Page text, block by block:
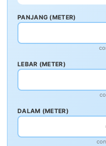
PANJANG (METER)
LEBAR (METER)
DALAM (METER)